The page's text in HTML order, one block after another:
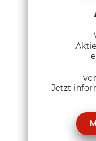
Jetzt